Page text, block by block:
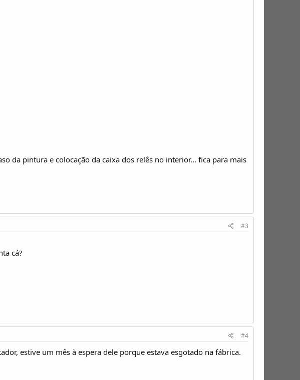
da pintura e colocação da caixa dos relês no interior... fica para mais
#3
cá?
#4
estive um mês à espera dele porque estava esgotado na fábrica.